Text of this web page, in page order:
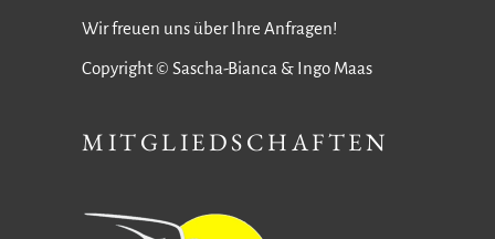
Wir freuen uns über Ihre Anfragen!
Copyright © Sascha-Bianca & Ingo Maas
MITGLIEDSCHAFTEN